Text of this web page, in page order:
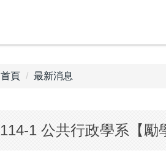
首頁 最新消息
114-1 公共行政學系【勵